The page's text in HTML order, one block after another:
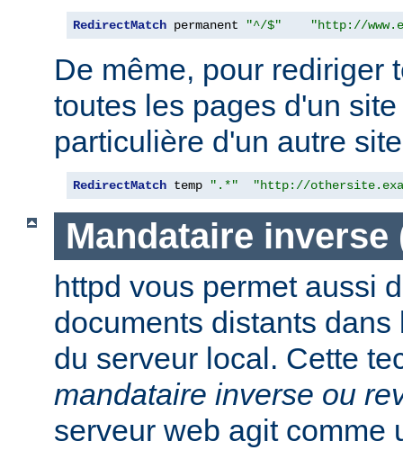
RedirectMatch permanent "^/$" "http://
De même, pour rediriger
toutes les pages d'un
particulière d'un autre
RedirectMatch temp ".*" "http://
Mandataire inverse
httpd vous permet aussi
documents distants
du serveur local. Cette
mandataire inverse ou
serveur web agit comme